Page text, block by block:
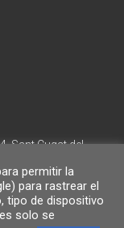
Sant Cugat del
permitir la
para rastrear el
tipo de dispositivo
solo se